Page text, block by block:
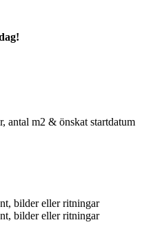
antal m2 & önskat startdatum
bilder eller ritningar
bilder eller ritningar